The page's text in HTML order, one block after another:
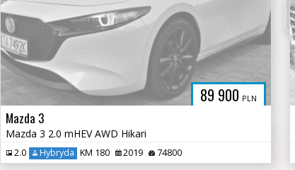
89 900 PLN
Mazda 3
Mazda 3 2.0 mHEV AWD Hikari
2.0 Hybryda KM 180 2019 74800